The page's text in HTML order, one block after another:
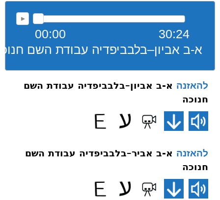
00:00
30:24
א-ב אביון–בלבביפדיה עבודת השם
להאזנה א-ב אביון–בלבביפדיה עבודת השם
חנוכה
להאזנה א-ב אביר–בלבביפדיה עבודת השם
חנוכה